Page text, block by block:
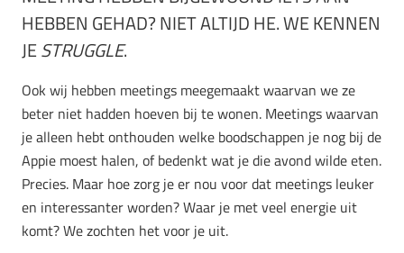
HEBBEN GEHAD? NIET ALTIJD HE. WE KENNEN
JESTRUGGLE.
Ook wij hebben meetings meegemaakt waarvan we ze
beter niet hadden hoeven bij te wonen. Meetings waarvan
je alleen hebt onthouden welke boodschappen je nog bij de
Appie moest halen, of bedenkt wat je die avond wilde eten.
Precies. Maar hoe zorg je er nou voor dat meetings leuker
en interessanter worden? Waar je met veel energie uit
komt? We zochten het voor je uit.